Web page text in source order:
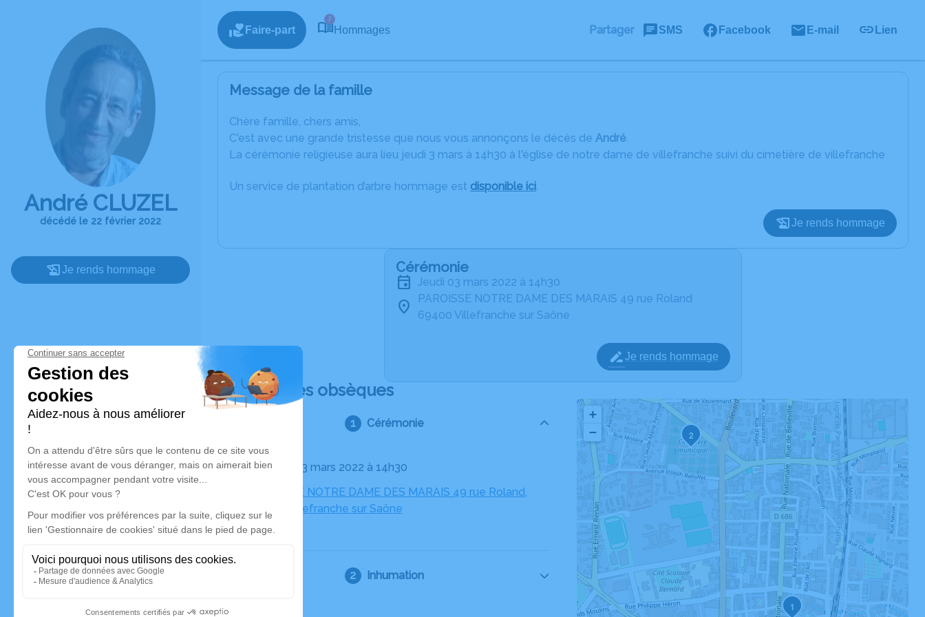
André CLUZEL
décédé le 22 février 2022
Je rends hommage
Faire-part
2
Hommages Partager SMS Facebook E-mail Lien
Message de la famille
Chère famille, chers amis,
C'est avec une grande tristesse que nous vous annonçons le décès de André.
La cérémonie religieuse aura lieu jeudi 3 mars à 14h30 à l'église de notre dame de villefranche suivi du cimetière de villefranche
Un service de plantation d’arbre hommage est disponible ici.
Je rends hommage
Cérémonie
jeudi 03 mars 2022 à 14h30
PAROISSE NOTRE DAME DES MARAIS 49 rue Roland
69400 Villefranche sur Saône
Je rends hommage
Déroulé des obsèques
Cérémonie
Le jeudi 03 mars 2022 à 14h30
PAROISSE NOTRE DAME DES MARAIS 49 rue Roland,
69400 Villefranche sur Saône
Inhumation
1
2
+
−